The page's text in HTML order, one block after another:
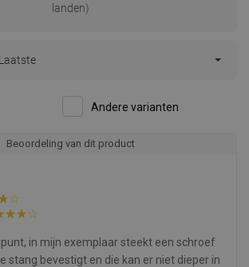
landen)
Andere varianten
Laatste
Beoordeling van dit product
in mijn exemplaar steekt een schroef
stang bevestigt en die kan er niet dieper in